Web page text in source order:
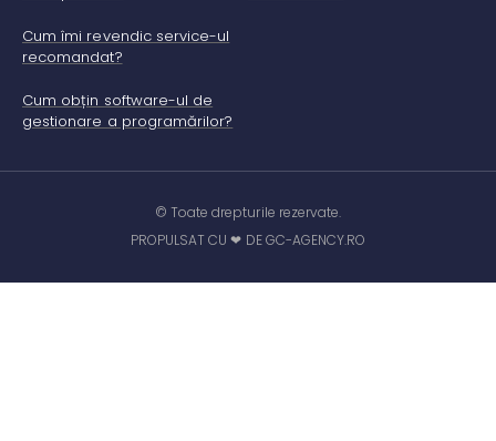
Cum îmi revendic service-ul
recomandat?
Cum obțin software-ul de
gestionare a programărilor?
© Toate drepturile rezervate.
PROPULSAT CU ❤ DE GC-AGENCY.RO